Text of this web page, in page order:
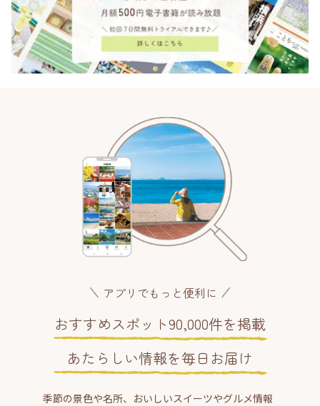
アプリでもっと便利に
おすすめスポット90,000件を掲載
あたらしい情報を毎日お届け
季節の景色や名所、おいしいスイーツやグルメ情報